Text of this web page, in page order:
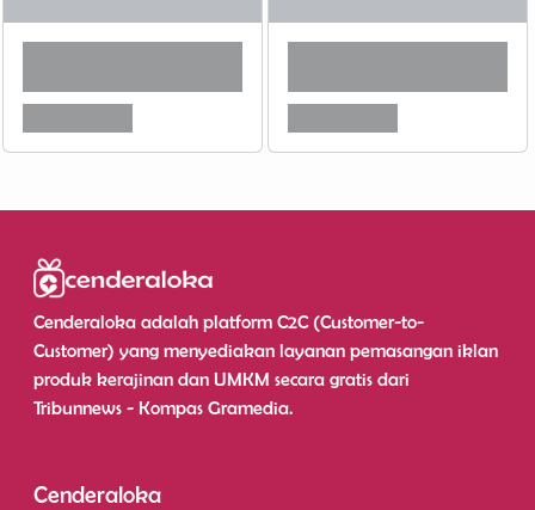
Cenderaloka adalah platform C2C (Customer-to-
Customer) yang menyediakan layanan pemasangan iklan
produk kerajinan dan UMKM secara gratis dari
Tribunnews - Kompas Gramedia.
Cenderaloka